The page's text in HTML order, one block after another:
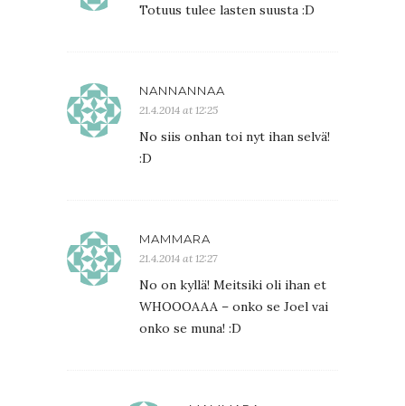
Totuus tulee lasten suusta :D
NANNANNAA
21.4.2014 at 12:25
No siis onhan toi nyt ihan selvä!
:D
MAMMARA
21.4.2014 at 12:27
No on kyllä! Meitsiki oli ihan et
WHOOOAAA – onko se Joel vai
onko se muna! :D